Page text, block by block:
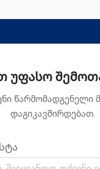
უფასო
წარმომადგენელი
დაგიკავშირდებათ.